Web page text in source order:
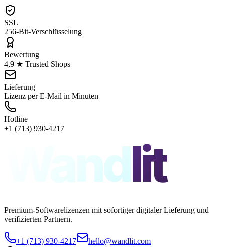
SSL
256-Bit-Verschlüsselung
Bewertung
4,9 ★ Trusted Shops
Lieferung
Lizenz per E-Mail in Minuten
Hotline
+1 (713) 930-4217
Wandlit
Premium-Softwarelizenzen mit sofortiger digitaler Lieferung und
verifizierten Partnern.
+1 (713) 930-4217
hello@wandlit.com